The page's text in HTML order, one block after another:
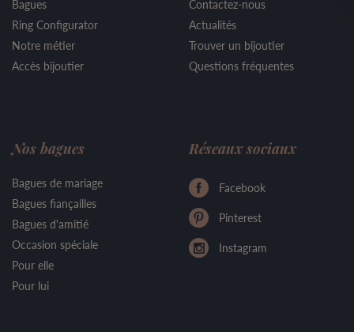
Bagues
Ring Configurator
Notre métier
Accès bijoutier
Contactez-nous
Actualités
Trouver un bijoutier
Questions fréquentes
Nos bagues
Bagues de mariage
Bagues fiançailles
Bagues d'amitié
Occasion spéciale
Pour elle
Pour lui
Réseaux sociaux
Facebook
Pinterest
Instagram